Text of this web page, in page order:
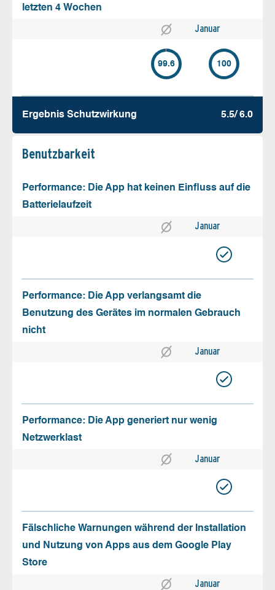
letzten 4 Wochen
Januar
99.6 100
Ergebnis Schutz­wirkung 5.5/ 6.0
Benutz­barkeit
Performance: Die App hat keinen Einfluss auf die
Batterielaufzeit
Januar
Performance: Die App verlangsamt die
Benutzung des Gerätes im normalen Gebrauch
nicht
Januar
Performance: Die App generiert nur wenig
Netzwerklast
Januar
Fälschliche Warnungen während der Installation
und Nutzung von Apps aus dem Google Play
Store
Januar